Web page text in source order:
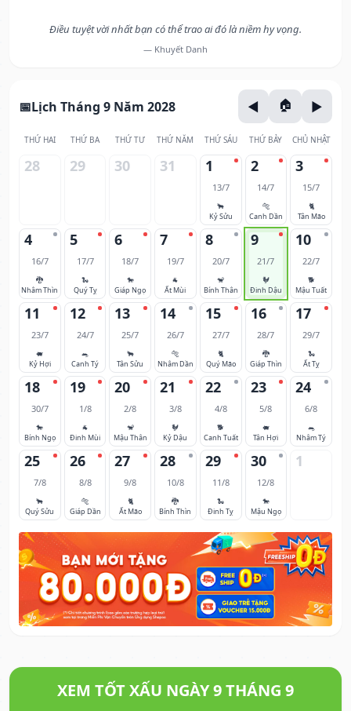
Điều tuyệt vời nhất bạn có thể trao ai đó là niềm hy vọng.
— Khuyết Danh
Lịch Tháng 9 Năm 2028
THỨ HAI THỨ BA THỨ TƯ THỨ NĂM THỨ SÁU THỨ BẢY CHỦ NHẬT
28 29 30 31 1
13/7
🐂
Kỷ Sửu
2
14/7
🐅
Canh Dần
3
15/7
🐈
Tân Mão
4
16/7
🐉
Nhâm Thìn
5
17/7
🐍
Quý Tỵ
6
18/7
🐎
Giáp Ngọ
7
19/7
🐐
Ất Mùi
8
20/7
🐒
Bính Thân
9
21/7
🐓
Đinh Dậu
10
22/7
🐕
Mậu Tuất
11
23/7
🐖
Kỷ Hợi
12
24/7
🐀
Canh Tý
13
25/7
🐂
Tân Sửu
14
26/7
🐅
Nhâm Dần
15
27/7
🐈
Quý Mão
16
28/7
🐉
Giáp Thìn
17
29/7
🐍
Ất Tỵ
18
30/7
🐎
Bính Ngọ
19
1/8
🐐
Đinh Mùi
20
2/8
🐒
Mậu Thân
21
3/8
🐓
Kỷ Dậu
22
4/8
🐕
Canh Tuất
23
5/8
🐖
Tân Hợi
24
6/8
🐀
Nhâm Tý
25
7/8
🐂
Quý Sửu
26
8/8
🐅
Giáp Dần
27
9/8
🐈
Ất Mão
28
10/8
🐉
Bính Thìn
29
11/8
🐍
Đinh Tỵ
30
12/8
🐎
Mậu Ngọ
1
XEM TỐT XẤU NGÀY 9 THÁNG 9